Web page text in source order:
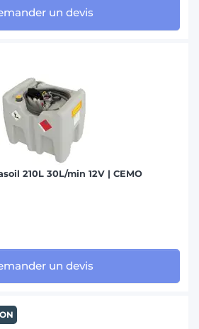
un devis
210L 30L/min 12V | CEMO
un devis